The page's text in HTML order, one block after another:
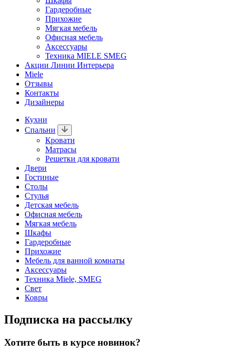
Гардеробные
Прихожие
Мягкая мебель
Офисная мебель
Аксессуары
Техника MIELE SMEG
Акции Линии Интерьера
Miele
Отзывы
Контакты
Дизайнеры
Кухни
Спальни
Кровати
Матрасы
Решетки для кровати
Двери
Гостиные
Столы
Стулья
Детская мебель
Офисная мебель
Мягкая мебель
Шкафы
Гардеробные
Прихожие
Мебель для ванной комнаты
Аксессуары
Техника Miele, SMEG
Свет
Ковры
Подписка на рассылку
Хотите быть в курсе новинок?